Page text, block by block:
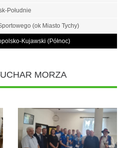
Południe
(ok Miasto Tychy)
Kujawski (Północ)
MORZA